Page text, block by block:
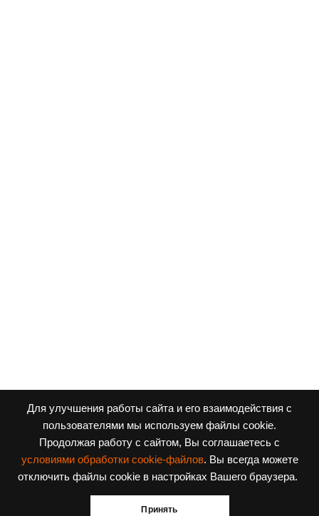
Для улучшения работы сайта и его взаимодействия с
пользователями мы используем файлы cookie.
Продолжая работу с сайтом, Вы соглашаетесь с
условиями обработки cookie-файлов. Вы всегда можете
отключить файлы cookie в настройках Вашего браузера.
Принять
Заявка на поступление
Приходите в наши соцсети!